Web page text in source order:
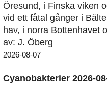
Öresund, i Finska viken
vid ett fåtal gånger i
hav, i norra Bottenhavet
av: J. Öberg
2026-08-07
Cyanobakterier 2026-